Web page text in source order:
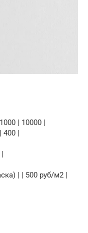
| 10000 |
400 |
| | 500 руб/м2 |